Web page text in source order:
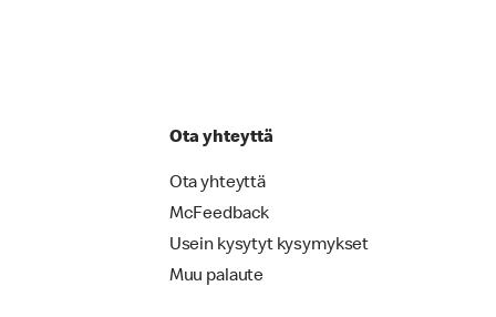
Ota yhteyttä
Ota yhteyttä
McFeedback
Usein kysytyt kysymykset
Muu palaute